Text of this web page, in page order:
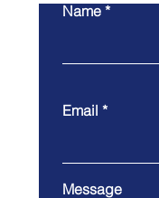
Name
Email
Message